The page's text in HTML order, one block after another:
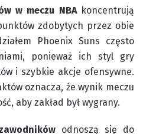
w meczu NBAkoncentrują
zdobytych przez obie
Phoenix Suns często
ponieważ ich styl gry
i szybkie akcje ofensywne.
oznacza, że wynik meczu
aby zakład był wygrany.
odnoszą się do